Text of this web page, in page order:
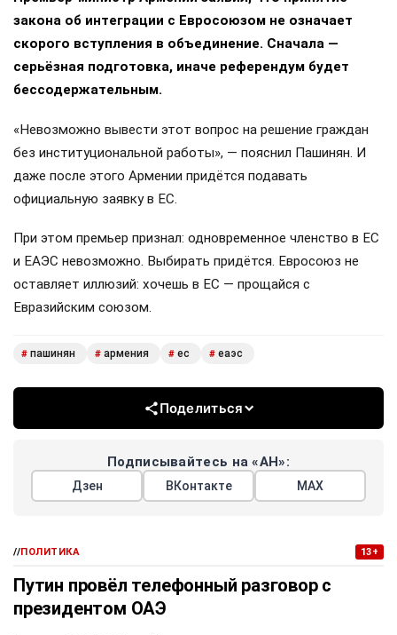
закона об интеграции с Евросоюзом не означает
скорого вступления в объединение. Сначала —
серьёзная подготовка, иначе референдум будет
бессодержательным.
«Невозможно вывести этот вопрос на решение граждан
без институциональной работы», — пояснил Пашинян. И
даже после этого Армении придётся подавать
официальную заявку в ЕС.
При этом премьер признал: одновременное членство в ЕС
и ЕАЭС невозможно. Выбирать придётся. Евросоюз не
оставляет иллюзий: хочешь в ЕС — прощайся с
Евразийским союзом.
# пашинян # армения # ес # еаэс
Поделиться
Подписывайтесь на «АН»:
Дзен ВКонтакте МАХ
//ПОЛИТИКА 13+
Путин провёл телефонный разговор с
президентом ОАЭ